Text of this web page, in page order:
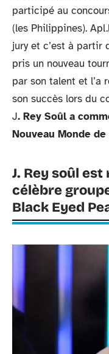
participé au
(les Philippines).
jury et c’est à partir
pris un nouveau
par son talent et l’a
son succès lors du
J. Rey Soûl a
Nouveau Monde de
J. Rey soûl
célèbre
Black Eyed